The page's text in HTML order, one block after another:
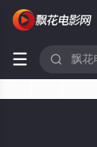
 